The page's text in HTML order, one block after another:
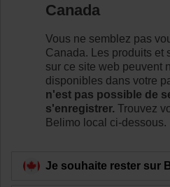
Accueil
Systèmes
Belimo offre une variété de
propose des solutions
Canada
Vous ne semblez pas
Canada. Les produits et
sur ce site web peuvent
disponibles dans votre
n'est pas possible de
s'enregistrer. Trouvez
Belimo local ci-dessous.
Je souhaite rester sur